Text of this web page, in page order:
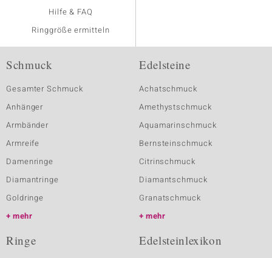
Hilfe & FAQ
Ringgröße ermitteln
Schmuck
Gesamter Schmuck
Anhänger
Armbänder
Armreife
Damenringe
Diamantringe
Goldringe
mehr
Edelsteine
Achatschmuck
Amethystschmuck
Aquamarinschmuck
Bernsteinschmuck
Citrinschmuck
Diamantschmuck
Granatschmuck
mehr
Ringe Edelsteinlexikon